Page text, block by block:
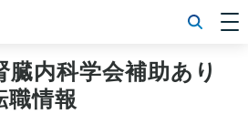
勤] 科目から探す
勤] 特徴から探す
] エリアから探す
勤] 科目から探す
臓内科学会補助あり
職情報